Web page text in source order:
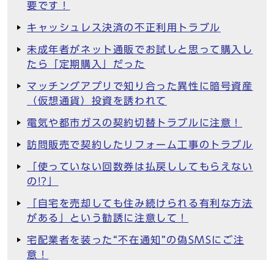
要です！
キャッシュレス決済の不正利用トラブル
未成年者がネット通販でお試しと思って購入し
たら「定期購入」だった
マッチングアプリで知り合った異性に暗号資産
（仮想通貨）投資を誘われて
電気や都市ガスの契約切替トラブルに注意！
訪問販売で契約したリフォーム工事のトラブル
「使っていない回数券は払戻ししてもらえない
の!?」
「自宅を売却しても住み続けられる有利な方法
がある」という勧誘に注意して！
宅配業者を装った“不在通知”の偽SMSにご注
意！